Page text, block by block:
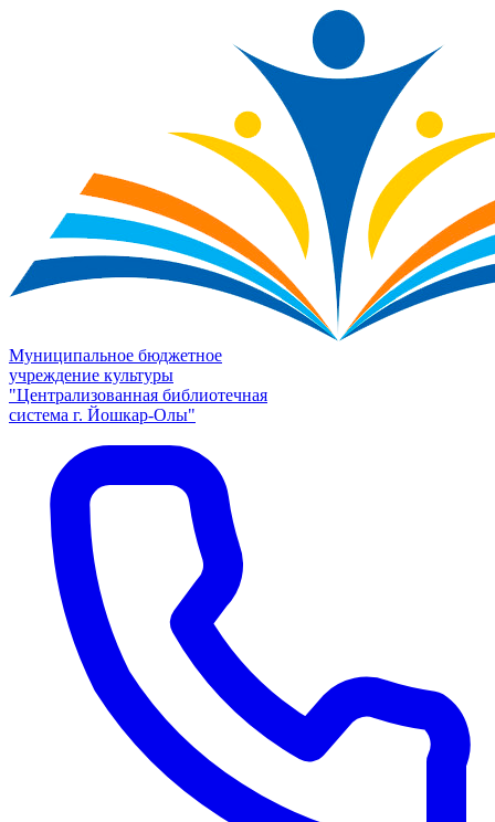
Муниципальное бюджетное
учреждение культуры
"Централизованная библиотечная
система г. Йошкар-Олы"